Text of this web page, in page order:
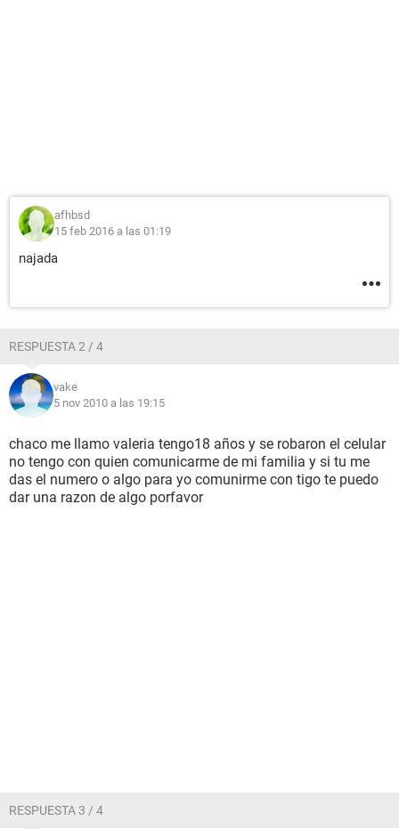
afhbsd
15 feb 2016 a las 01:19
najada
RESPUESTA 2 / 4
vake
5 nov 2010 a las 19:15
chaco me llamo valeria tengo18 años y se robaron el celular
no tengo con quien comunicarme de mi familia y si tu me
das el numero o algo para yo comunirme con tigo te puedo
dar una razon de algo porfavor
RESPUESTA 3 / 4